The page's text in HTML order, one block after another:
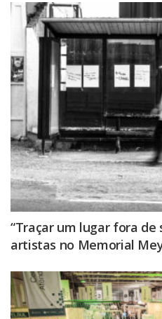
“Traçar um lugar fora de
artistas no Memorial